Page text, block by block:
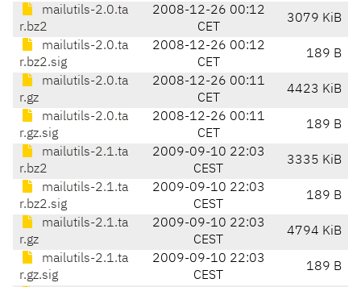
mailutils-2.0.ta
r.bz2
2008-12-26 00:12
CET
3079 KiB
mailutils-2.0.ta
r.bz2.sig
2008-12-26 00:12
CET
189 B
mailutils-2.0.ta
r.gz
2008-12-26 00:11
CET
4423 KiB
mailutils-2.0.ta
r.gz.sig
2008-12-26 00:11
CET
189 B
mailutils-2.1.ta
r.bz2
2009-09-10 22:03
CEST
3335 KiB
mailutils-2.1.ta
r.bz2.sig
2009-09-10 22:03
CEST
189 B
mailutils-2.1.ta
r.gz
2009-09-10 22:03
CEST
4794 KiB
mailutils-2.1.ta
r.gz.sig
2009-09-10 22:03
CEST
189 B